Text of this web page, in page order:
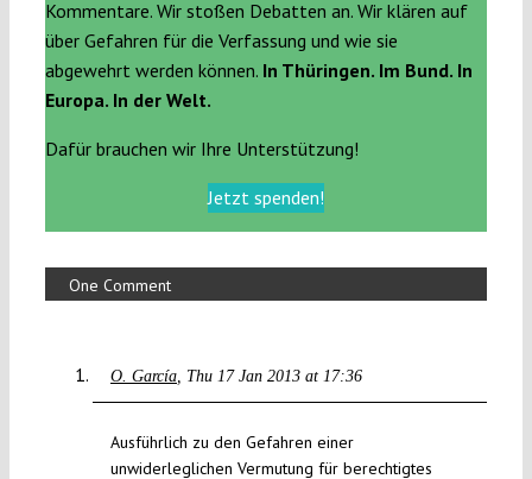
Kommentare. Wir stoßen Debatten an. Wir klären auf
über Gefahren für die Verfassung und wie sie
abgewehrt werden können. In Thüringen. Im Bund. In
Europa. In der Welt.
Dafür brauchen wir Ihre Unterstützung!
Jetzt spenden!
One Comment
O. García Thu 17 Jan 2013 at 17:36
Ausführlich zu den Gefahren einer
unwiderleglichen Vermutung für berechtigtes